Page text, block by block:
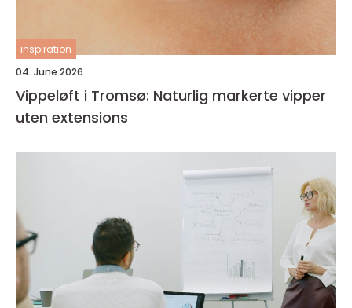
inspiration
04. June 2026
Vippeløft i Tromsø: Naturlig markerte vipper
uten extensions